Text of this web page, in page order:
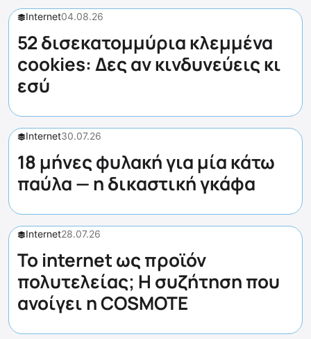
Internet04.08.26
52 δισεκατομμύρια κλεμμένα
cookies: Δες αν κινδυνεύεις κι
εσύ
Internet30.07.26
18 μήνες φυλακή για μία κάτω
παύλα — η δικαστική γκάφα
Internet28.07.26
Το internet ως προϊόν
πολυτελείας; Η συζήτηση που
ανοίγει η COSMOTE